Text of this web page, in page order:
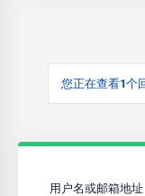
您正在查看1个
用户名或邮箱地址